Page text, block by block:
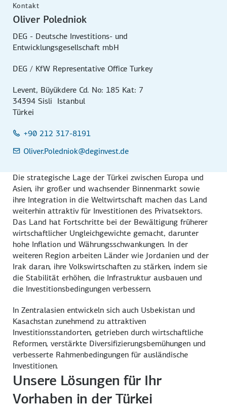
Kontakt
Oliver Poledniok
DEG - Deutsche Investitions- und
Entwicklungsgesellschaft mbH
DEG / KfW Representative Office Turkey
Levent, Büyükdere Cd. No: 185 Kat: 7
34394 Sisli Istanbul
Türkei
+90 212 317-8191
Oliver.Poledniok@deginvest.de
Die strategische Lage der Türkei zwischen Europa und
Asien, ihr großer und wachsender Binnenmarkt sowie
ihre Integration in die Weltwirtschaft machen das Land
weiterhin attraktiv für Investitionen des Privatsektors.
Das Land hat Fortschritte bei der Bewältigung früherer
wirtschaftlicher Ungleichgewichte gemacht, darunter
hohe Inflation und Währungsschwankungen. In der
weiteren Region arbeiten Länder wie Jordanien und der
Irak daran, ihre Volkswirtschaften zu stärken, indem sie
die Stabilität erhöhen, die Infrastruktur ausbauen und
die Investitionsbedingungen verbessern.
In Zentralasien entwickeln sich auch Usbekistan und
Kasachstan zunehmend zu attraktiven
Investitionsstandorten, getrieben durch wirtschaftliche
Reformen, verstärkte Diversifizierungsbemühungen und
verbesserte Rahmenbedingungen für ausländische
Investitionen.
Unsere Lösungen für Ihr
Vorhaben in der Türkei